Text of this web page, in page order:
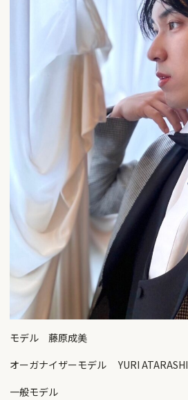
モデル 藤原成美
オーガナイザーモデル YURI ATARASHI
一般モデル